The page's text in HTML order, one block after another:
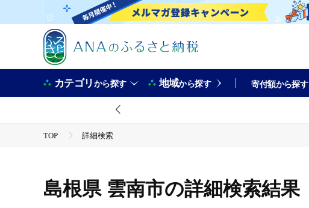
カテゴリから探す 地域から探す 寄付額から探す
TOP 詳細検索
島根県 雲南市の詳細検索結果